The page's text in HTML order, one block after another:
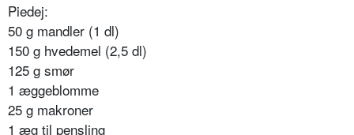
Piedej:
50 g mandler (1 dl)
150 g hvedemel (2,5 dl)
125 g smør
1 æggeblomme
25 g makroner
1 æg til pensling